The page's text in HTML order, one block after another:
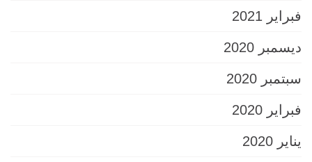
فبراير 2021
ديسمبر 2020
سبتمبر 2020
فبراير 2020
يناير 2020